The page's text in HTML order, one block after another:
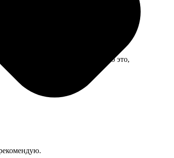
мелкая царапина появилась, но это,